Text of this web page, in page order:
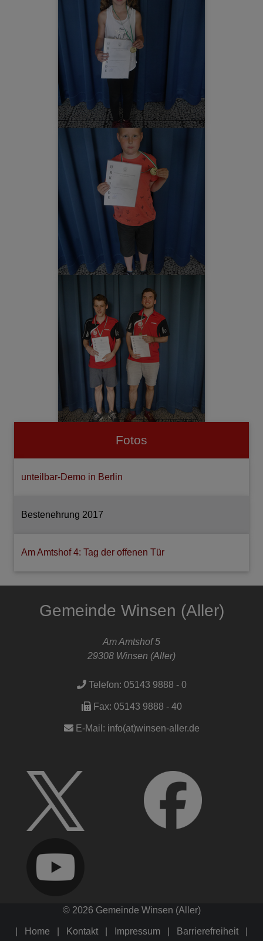
Fotos
unteilbar-Demo in Berlin
Bestenehrung 2017
Am Amtshof 4: Tag der offenen Tür
Gemeinde Winsen (Aller)
Am Amtshof 5
29308 Winsen (Aller)
Telefon: 05143 9888 - 0
Fax: 05143 9888 - 40
E-Mail: info(at)winsen-aller.de
© 2026 Gemeinde Winsen (Aller)
Home Kontakt Impressum Barrierefreiheit